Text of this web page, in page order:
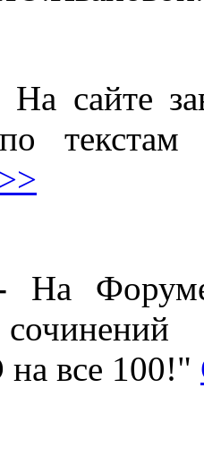
На сайте
по
На
все 100!"